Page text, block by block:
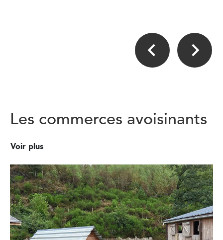
Les commerces avoisinants
Voir plus